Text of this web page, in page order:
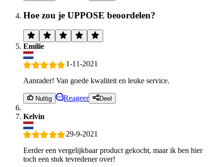
Hoe zou je UPPOSE beoordelen?
Emilie
1-11-2021
Aanrader! Van goede kwaliteit en leuke service.
Nuttig Reageer Deel
Kelvin
29-9-2021
Eerder een vergelijkbaar product gekocht, maar ik ben hier
toch een stuk tevredener over!